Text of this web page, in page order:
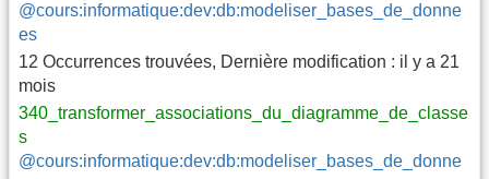
@cours:informatique:dev:db:modeliser_bases_de_donne
es
12 Occurrences trouvées, Dernière modification : il y a 21
mois
340_transformer_associations_du_diagramme_de_classe
s
@cours:informatique:dev:db:modeliser_bases_de_donne